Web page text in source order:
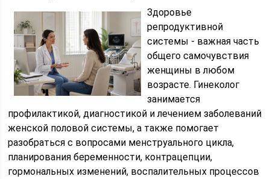
Здоровье
репродуктивной
системы - важная часть
общего самочувствия
женщины в любом
возрасте. Гинеколог
занимается
профилактикой, диагностикой и лечением заболеваний
женской половой системы, а также помогает
разобраться с вопросами менструального цикла,
планирования беременности, контрацепции,
гормональных изменений, воспалительных процессов